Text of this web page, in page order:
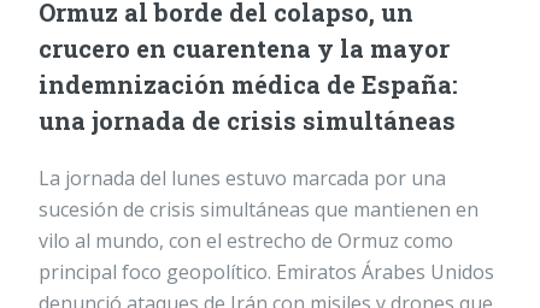
Ormuz al borde del colapso, un
crucero en cuarentena y la mayor
indemnización médica de España:
una jornada de crisis simultáneas
La jornada del lunes estuvo marcada por una
sucesión de crisis simultáneas que mantienen en
vilo al mundo, con el estrecho de Ormuz como
principal foco geopolítico. Emiratos Árabes Unidos